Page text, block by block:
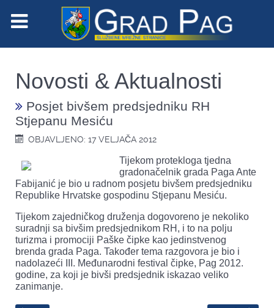
Novosti & Aktualnosti
Posjet bivšem predsjedniku RH
Stjepanu Mesiću
OBJAVLJENO: 17 VELJAČA 2012
Tijekom protekloga tjedna
gradonačelnik grada Paga Ante
Fabijanić je bio u radnom posjetu bivšem predsjedniku
Republike Hrvatske gospodinu Stjepanu Mesiću.
Tijekom zajedničkog druženja dogovoreno je nekoliko
suradnji sa bivšim predsjednikom RH, i to na polju
turizma i promociji Paške čipke kao jedinstvenog
brenda grada Paga. Također tema razgovora je bio i
nadolazeći III. Međunarodni festival čipke, Pag 2012.
godine, za koji je bivši predsjednik iskazao veliko
zanimanje.